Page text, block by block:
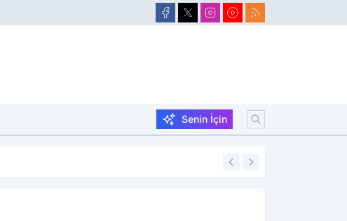
Senin İçin
20:35